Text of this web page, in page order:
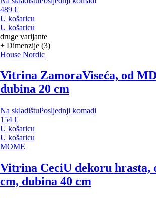
489 €
U košaricu
U košaricu
druge varijante
+ Dimenzije (3)
House Nordic
Vitrina ZamoraViseća, od
dubina 20 cm
Na skladištuPosljednji komadi
154 €
U košaricu
U košaricu
MOME
Vitrina CeciU dekoru hrasta,
cm, dubina 40 cm